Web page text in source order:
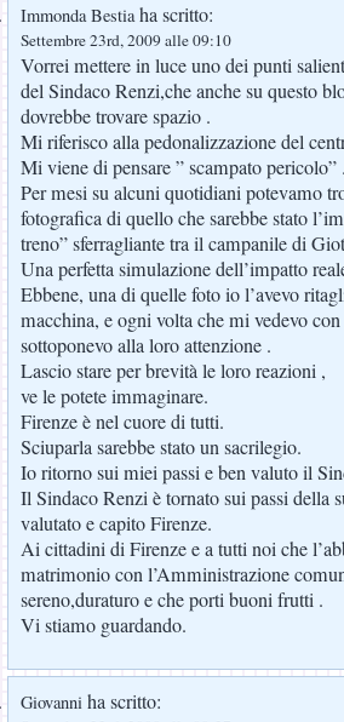
Immonda Bestiaha scritto:
Settembre 23rd, 2009 alle 09:10
Vorrei mettere in luce uno dei punti
del Sindaco Renzi,che anche su questo
dovrebbe trovare spazio .
Mi riferisco alla pedonalizzazione del
Mi viene di pensare ” scampato pericolo”
Per mesi su alcuni quotidiani potevamo
fotografica di quello che sarebbe stato
treno” sferragliante tra il campanile di
Una perfetta simulazione dell’impatto
Ebbene, una di quelle foto io l’avevo
macchina, e ogni volta che mi vedevo
sottoponevo alla loro attenzione .
Lascio stare per brevità le loro reazioni ,
ve le potete immaginare.
Firenze è nel cuore di tutti.
Sciuparla sarebbe stato un sacrilegio.
Io ritorno sui miei passi e ben valuto il
Il Sindaco Renzi è tornato sui passi della
valutato e capito Firenze.
Ai cittadini di Firenze e a tutti noi che
matrimonio con l’Amministrazione
sereno,duraturo e che porti buoni frutti .
Vi stiamo guardando.
Giovanni ha scritto: